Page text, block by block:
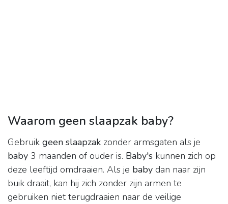
Waarom geen slaapzak baby?
Gebruik geen slaapzak zonder armsgaten als je
baby 3 maanden of ouder is. Baby's kunnen zich op
deze leeftijd omdraaien. Als je baby dan naar zijn
buik draait, kan hij zich zonder zijn armen te
gebruiken niet terugdraaien naar de veilige